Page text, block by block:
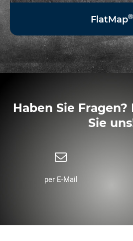
FlatMap®
Haben Sie
Sie
per E-Mail